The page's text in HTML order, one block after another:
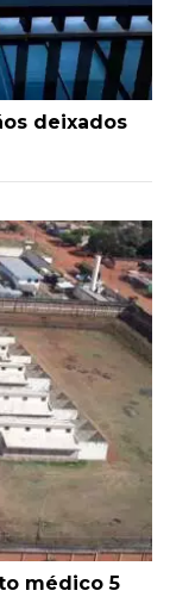
deixados
médico 5